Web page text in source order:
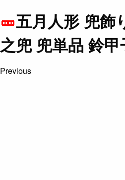
五月人形 兜飾
之兜 兜単品 鈴
Previous